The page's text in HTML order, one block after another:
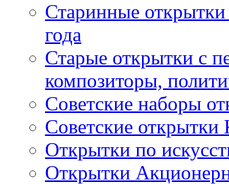
Старинные
года
Старые открытки с
композиторы,
Советские наборы
Советские открытки
Открытки по
Открытки